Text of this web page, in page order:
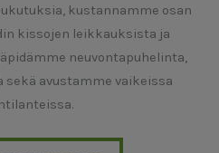
kustannamme osan
kissojen leikkauksista ja
neuvontapuhelinta,
sekä avustamme vaikeissa